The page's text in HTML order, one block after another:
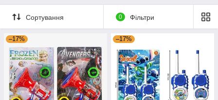
Сортування 0 Фільтри
–17% –17%